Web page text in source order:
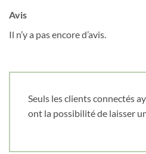
Avis
Il n’y a pas encore d’avis.
Seuls les clients connectés
ont la possibilité de laisser